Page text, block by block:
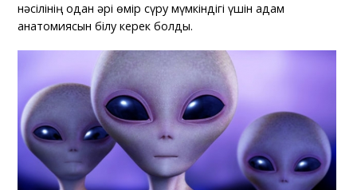
нәсілінің одан әрі өмір сүру мүмкіндігі үшін адам
анатомиясын білу керек болды.